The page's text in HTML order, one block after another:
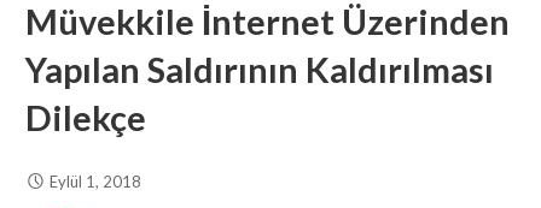
Müvekkile İnternet Üzerinden
Yapılan Saldırının Kaldırılması
Dilekçe
Eylül 1, 2018